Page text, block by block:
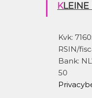
Kvk:
RSIN/
Bank:
50